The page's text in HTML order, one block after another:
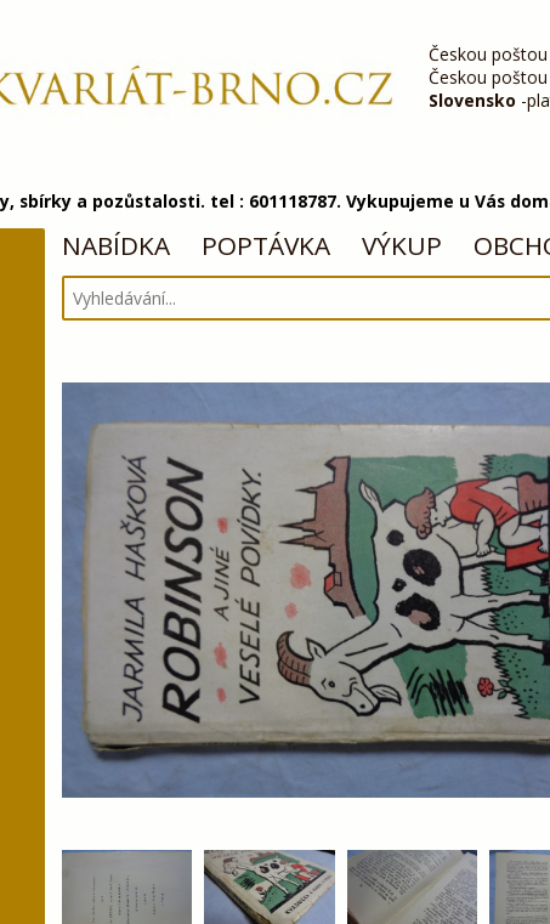
Českou
Českou
Slovensko -
sbírky a pozůstalosti. tel : 601118787. Vykupujeme u Vás
NABÍDKA POPTÁVKA VÝKUP